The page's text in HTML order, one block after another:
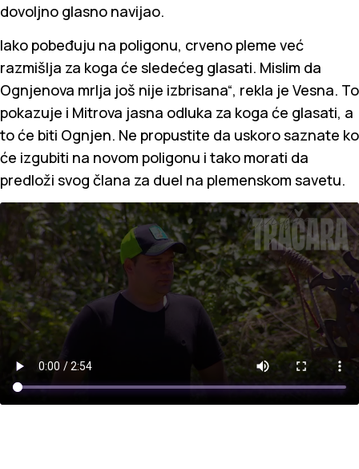
dovoljno glasno navijao.
Iako pobeđuju na poligonu, crveno pleme već
razmišlja za koga će sledećeg glasati. Mislim da
Ognjenova mrlja još nije izbrisana“, rekla je Vesna. To
pokazuje i Mitrova jasna odluka za koga će glasati, a
to će biti Ognjen. Ne propustite da uskoro saznate ko
će izgubiti na novom poligonu i tako morati da
predloži svog člana za duel na plemenskom savetu.